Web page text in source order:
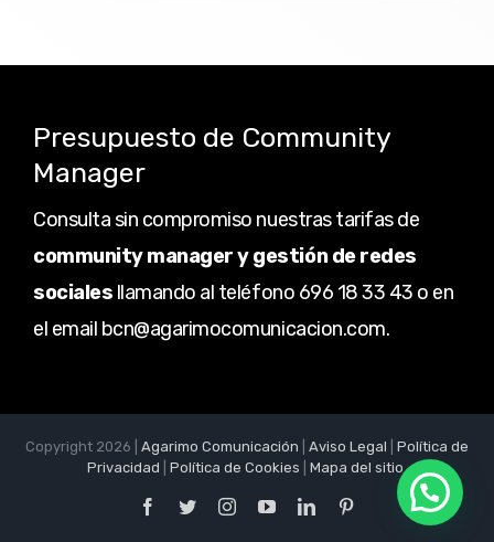
Presupuesto de Community
Manager
Consulta sin compromiso nuestras tarifas de
community manager y gestión de redes
sociales llamando al teléfono 696 18 33 43 o en
el email bcn@agarimocomunicacion.com.
Copyright 2026 | Agarimo Comunicación Aviso Legal
Política de
Privacidad
Política de Cookies Mapa del sitio.
Facebook
TwitterInstagramYouTubeLinkedInPinterest